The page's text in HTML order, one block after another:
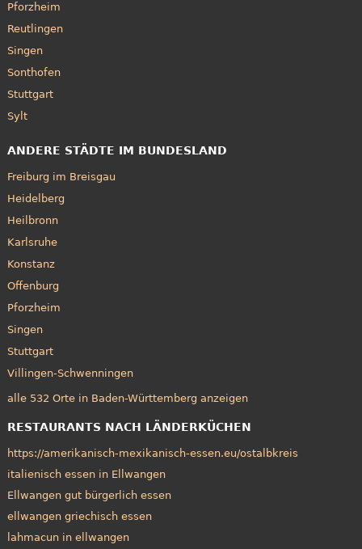
Pforzheim
Reutlingen
Singen
Sonthofen
Stuttgart
Sylt
ANDERE STÄDTE IM BUNDESLAND
Freiburg im Breisgau
Heidelberg
Heilbronn
Karlsruhe
Konstanz
Offenburg
Pforzheim
Singen
Stuttgart
Villingen-Schwenningen
alle 532 Orte in Baden-Württemberg anzeigen
RESTAURANTS NACH LÄNDERKÜCHEN
https://amerikanisch-mexikanisch-essen.eu/ostalbkreis
italienisch essen in Ellwangen
Ellwangen gut bürgerlich essen
ellwangen griechisch essen
lahmacun in ellwangen